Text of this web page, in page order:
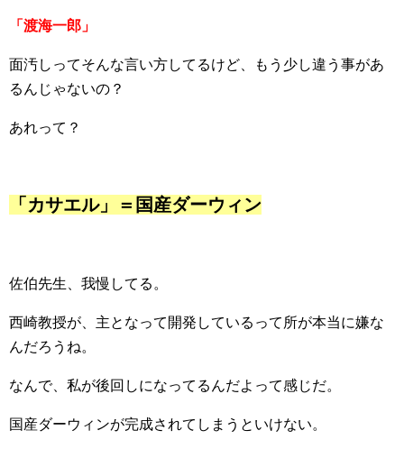
「渡海一郎」
面汚しってそんな言い方してるけど、もう少し違う事があ
るんじゃないの？
あれって？
「カサエル」＝国産ダーウィン
佐伯先生、我慢してる。
西崎教授が、主となって開発しているって所が本当に嫌な
んだろうね。
なんで、私が後回しになってるんだよって感じだ。
国産ダーウィンが完成されてしまうといけない。